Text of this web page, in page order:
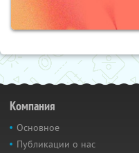
Компания
Основное
Публикации о нас